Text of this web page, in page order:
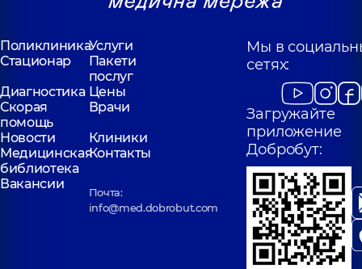
ПоликлиникаУслуги
Стационар
Пакети
послуг
Диагностика Цены
Скорая
помощь
Врачи
Новости
Клиники
Медицинская
библиотека
Контакты
Вакансии
Почта:
info@med.dobrobut.com
Мы в
сетях:
Загружайте
приложение
Добробут: